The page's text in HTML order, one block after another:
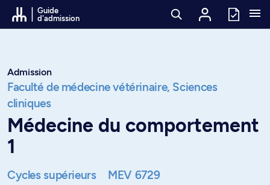
Passer au contenu
Guide
d'admission
Admission
Faculté de médecine vétérinaire, Sciences
cliniques
Médecine du comportement
1
Cycles supérieurs MEV 6729